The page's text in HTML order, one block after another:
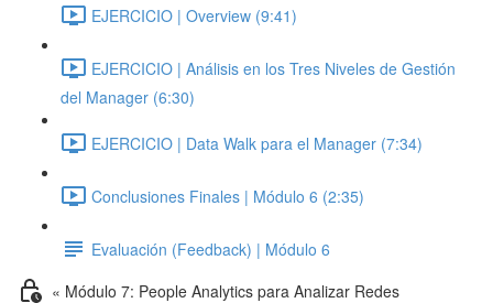
EJERCICIO | Overview (9:41)
EJERCICIO | Análisis en los Tres Niveles de Gestión
del Manager (6:30)
EJERCICIO | Data Walk para el Manager (7:34)
Conclusiones Finales | Módulo 6 (2:35)
Evaluación (Feedback) | Módulo 6
« Módulo 7: People Analytics para Analizar Redes